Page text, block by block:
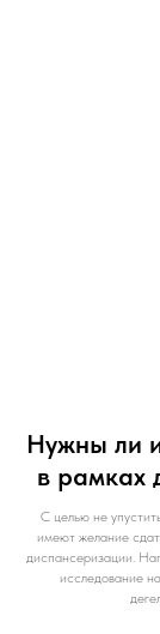
Нужны ли
в рамках
С целью не
имеют желание
диспансеризации.
исследование